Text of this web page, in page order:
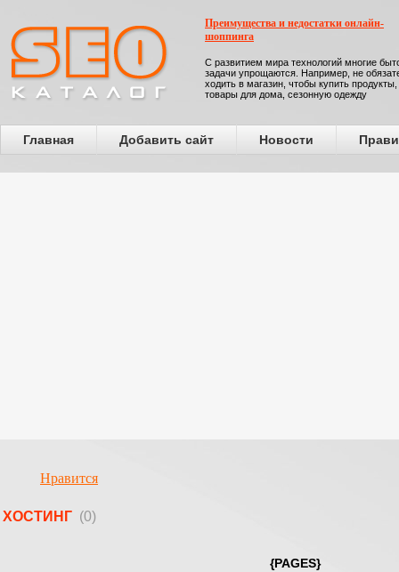
Преимущества и недостатки онлайн-
шоппинга
С развитием мира технологий многие
задачи упрощаются. Например, не
ходить в магазин, чтобы купить продукты,
товары для дома, сезонную одежду
Главная Добавить сайт Новости
Нравится
ХОСТИНГ (0)
{PAGES}